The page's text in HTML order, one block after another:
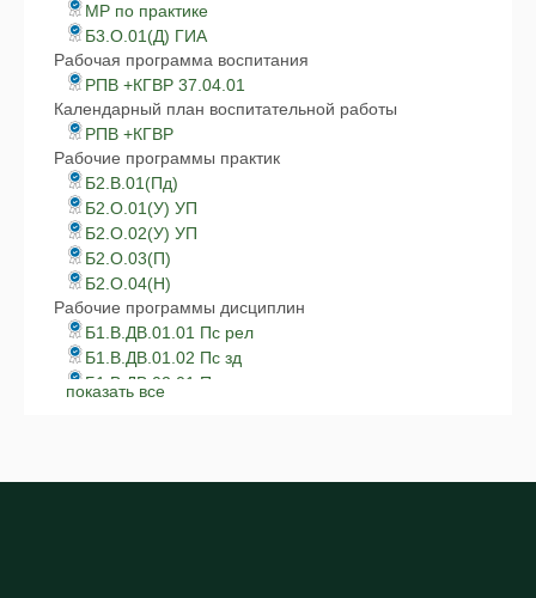
МР по практике
Б3.О.01(Д) ГИА
Рабочая программа воспитания
РПВ +КГВР 37.04.01
Календарный план воспитательной работы
РПВ +КГВР
Рабочие программы практик
Б2.В.01(Пд)
Б2.О.01(У) УП
Б2.О.02(У) УП
Б2.О.03(П)
Б2.О.04(Н)
Рабочие программы дисциплин
Б1.В.ДВ.01.01 Пс рел
Б1.В.ДВ.01.02 Пс зд
Б1.В.ДВ.02.01 Психог
Б1.О.03 Науч шк
показать все